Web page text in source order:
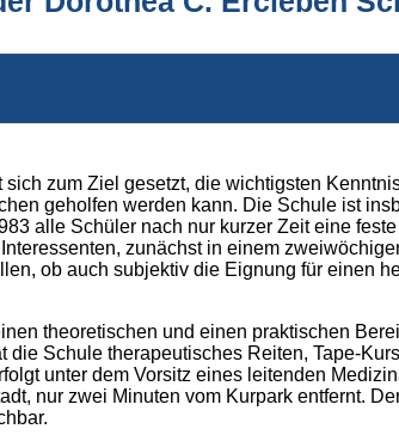
zum Ziel gesetzt, die wichtigsten
geholfen werden kann. Die Schule ist
alle Schüler nach nur kurzer Zeit eine feste
zunächst in einem
ob auch subjektiv die Eignung für einen
theoretischen und einen praktischen
Schule therapeutisches Reiten, Tape-
unter dem Vorsitz eines leitenden
nur zwei Minuten vom Kurpark entfernt.